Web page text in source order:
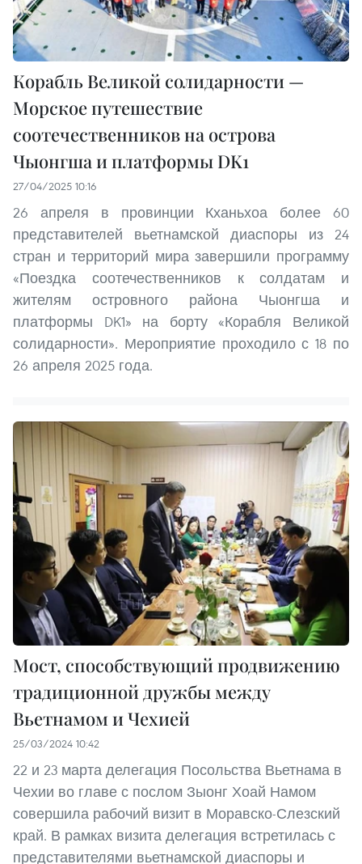
Корабль Великой солидарности —
Морское путешествие
соотечественников на острова
Чыонгша и платформы DK1
27/04/2025 10:16
26 апреля в провинции Кханьхоа более 60
представителей вьетнамской диаспоры из 24
стран и территорий мира завершили программу
«Поездка соотечественников к солдатам и
жителям островного района Чыонгша и
платформы DK1» на борту «Корабля Великой
солидарности». Мероприятие проходило с 18 по
26 апреля 2025 года.
Мост, способствующий продвижению
традиционной дружбы между
Вьетнамом и Чехией
25/03/2024 10:42
22 и 23 марта делегация Посольства Вьетнама в
Чехии во главе с послом Зыонг Хоай Намом
совершила рабочий визит в Моравско-Слезский
край. В рамках визита делегация встретилась с
представителями вьетнамской диаспоры и